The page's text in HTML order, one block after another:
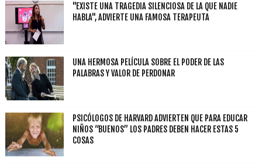
"EXISTE UNA TRAGEDIA SILENCIOSA DE LA QUE NADIE
HABLA", ADVIERTE UNA FAMOSA TERAPEUTA
UNA HERMOSA PELÍCULA SOBRE EL PODER DE LAS
PALABRAS Y VALOR DE PERDONAR
PSICÓLOGOS DE HARVARD ADVIERTEN QUE PARA EDUCAR
NIÑOS “BUENOS” LOS PADRES DEBEN HACER ESTAS 5
COSAS